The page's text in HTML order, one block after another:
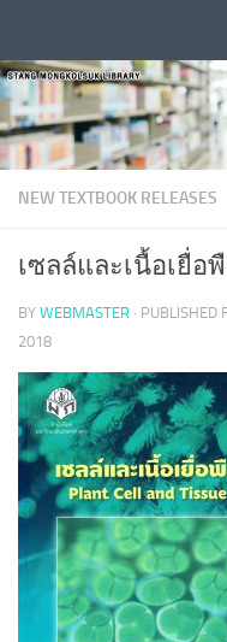
NEW TEXTBOOK RELEASES
เซลล์และเนื้อเยื่อ
BY WEBMASTER · PUBLISHED
2018